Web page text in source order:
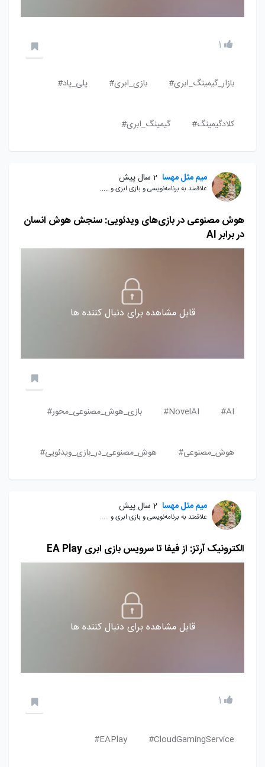
1
بازار_گیمینگ_ابری# بازی_ابری# پلی_پاد#
کلادگیمینگ# گیمینگ_ابری#
میم مثل مهسا 2 سال پیش
علاقمند به برنامه‌نویسی و بازی ابری و .....
هوش مصنوعی در بازی‌های ویدئویی: سنجش هوش انسان
در برابر AI
قابل مشاهده برای دنبال کننده ها
AI#
NovelAI# بازی_هوش_مصنوعی_محور#
هوش_مصنوعی# هوش_مصنوعی_در_بازی_ویدئویی#
میم مثل مهسا 2 سال پیش
علاقمند به برنامه‌نویسی و بازی ابری و .....
الکترونیک آرتز: از فیفا تا سرویس بازی ابری EA Play
قابل مشاهده برای دنبال کننده ها
1
CloudGamingService#
EAPlay#